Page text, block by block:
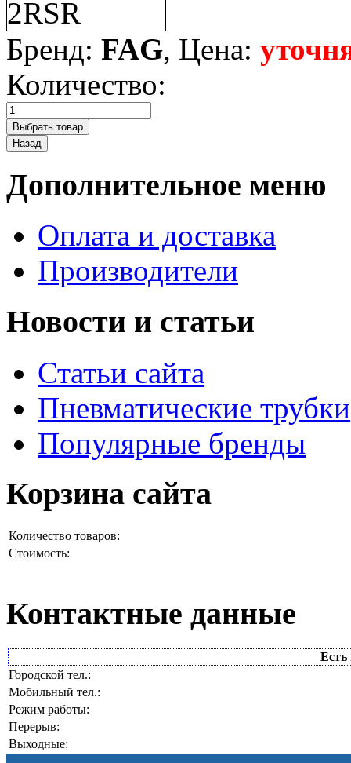
Бренд: FAG, Цена:
Количество:
Дополнительное меню
Оплата и доставка
Производители
Новости и статьи
Статьи сайта
Пневматические трубки
Популярные бренды
Корзина сайта
Количество товаров:
Стоимость:
Контактные данные
Есть
Городской тел.:
Мобильный тел.:
Режим работы:
Перерыв:
Выходные: